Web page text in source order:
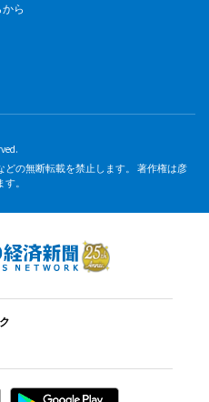
ら
の無断転載を禁止します。 著作権は彦
。